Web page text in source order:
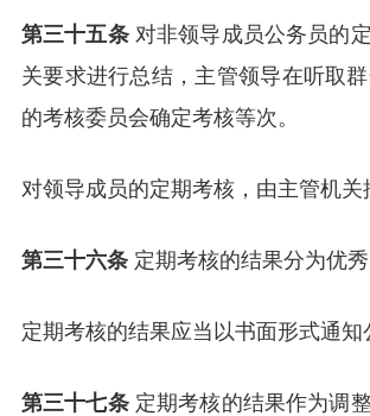
第三十五条对非领导成员公务员的
关要求进行总结，主管领导在听取
的考核委员会确定考核等次。
对领导成员的定期考核，由主管机
第三十六条定期考核的结果分为优
定期考核的结果应当以书面形式通知
第三十七条定期考核的结果作为调